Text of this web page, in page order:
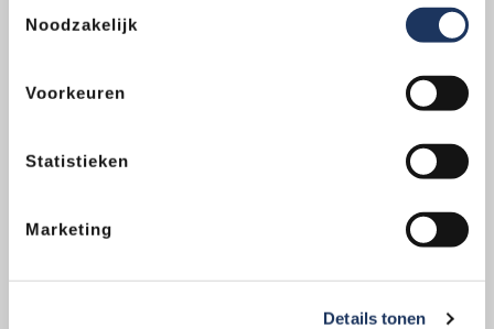
Noodzakelijk
Voorkeuren
Statistieken
Marketing
Details tonen
brandstof)
Trekhaakcentrum in cijfers
102